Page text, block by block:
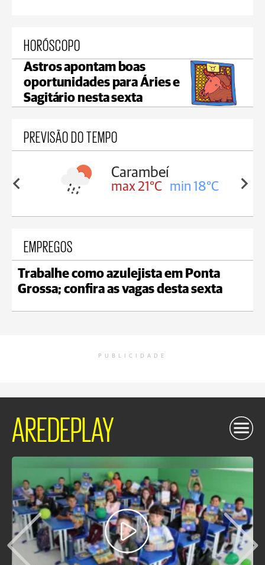
HORÓSCOPO
Astros apontam boas
oportunidades para Áries e
Sagitário nesta sexta
PREVISÃO DO TEMPO
18°C
Carambeí
max 21°C min 18°C
EMPREGOS
Trabalhe como azulejista em Ponta
Grossa; confira as vagas desta sexta
PUBLICIDADE
AREDEPLAY